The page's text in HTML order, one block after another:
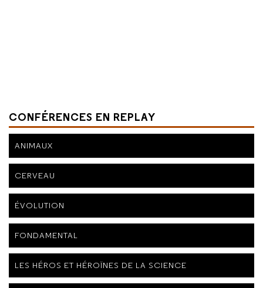
CONFÉRENCES EN REPLAY
ANIMAUX
CERVEAU
ÉVOLUTION
FONDAMENTAL
LES HÉROS ET HÉROÏNES DE LA SCIENCE